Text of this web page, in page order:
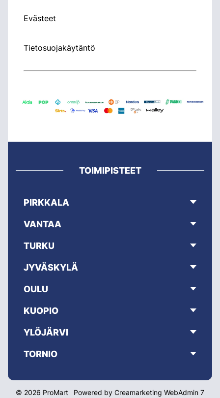
Evästeet
Tietosuojakäytäntö
TOIMIPISTEET
PIRKKALA
VANTAA
TURKU
JYVÄSKYLÄ
OULU
KUOPIO
YLÖJÄRVI
TORNIO
© 2026 ProMart Powered by Creamarketing WebAdmin 7